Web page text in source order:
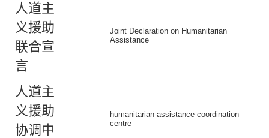
人道主
义援助
联合宣
言
Joint Declaration on Humanitarian
Assistance
人道主
义援助
协调 中
humanitarian assistance coordination
centre